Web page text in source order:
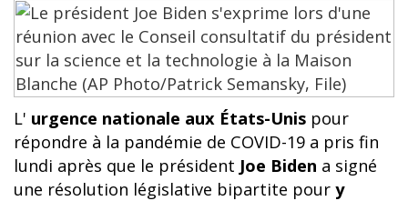
L' urgence nationale aux États-Unis pour
répondre à la pandémie de COVID-19 a pris fin
lundi après que le président Joe Biden a signé
une résolution législative bipartite pour y